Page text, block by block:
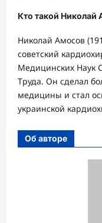
Кто такой Николай
Николай Амосов
советский
Медицинских Наук
Труда. Он сделал
медицины и стал
украинской
Об авторе